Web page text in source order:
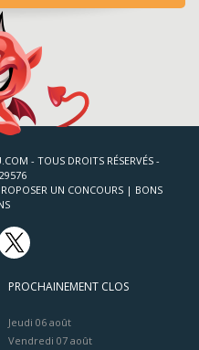
- TOUS DROITS RÉSERVÉS -
UN CONCOURS | BONS
PROCHAINEMENT CLOS
Jeudi 06 août
Vendredi 07 août